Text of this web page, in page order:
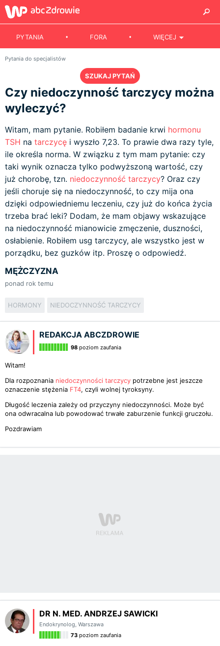
PYTANIA FORA WIĘCEJ
Pytania do specjalistów
SZUKAJ PYTAŃ
Czy niedoczynność tarczycy można
wyleczyć?
Witam, mam pytanie. Robiłem badanie krwi hormonu
TSH na tarczycę i wyszło 7,23. To prawie dwa razy tyle,
ile określa norma. W związku z tym mam pytanie: czy
taki wynik oznacza tylko podwyższoną wartość, czy
już chorobę, tzn. niedoczynność tarczycy? Oraz czy
jeśli choruje się na niedoczynność, to czy mija ona
dzięki odpowiedniemu leczeniu, czy już do końca życia
trzeba brać leki? Dodam, że mam objawy wskazujące
na niedoczynność mianowicie zmęczenie, duszności,
osłabienie. Robiłem usg tarczycy, ale wszystko jest w
porządku, bez guzków itp. Proszę o odpowiedź.
MĘŻCZYZNA
ponad rok temu
HORMONY NIEDOCZYNNOŚĆ TARCZYCY
REDAKCJA ABCZDROWIE
98 poziom zaufania
Witam!
Dla rozpoznania niedoczynności tarczycy potrzebne jest jeszcze
oznaczenie stężenia FT4, czyli wolnej tyroksyny.
Długość leczenia zależy od przyczyny niedoczynności. Może być
ona odwracalna lub powodować trwałe zaburzenie funkcji gruczołu.
Pozdrawiam
DR N. MED. ANDRZEJ SAWICKI
Endokrynolog, Warszawa
73 poziom zaufania